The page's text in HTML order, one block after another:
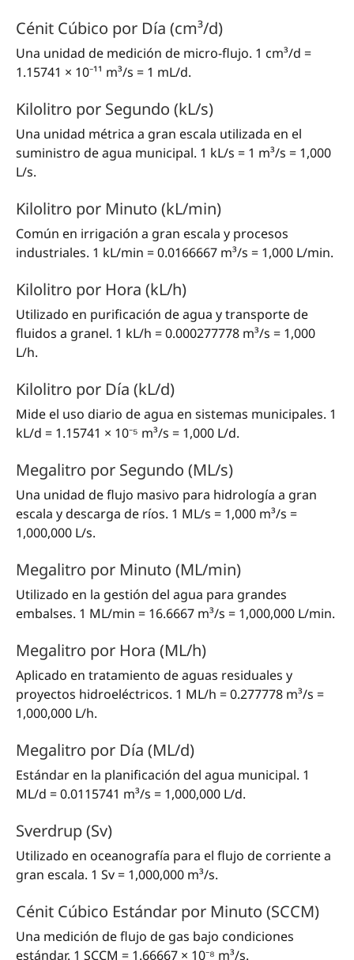
Cénit Cúbico por Día (cm³/d)
Una unidad de medición de micro-flujo. 1 cm³/d =
1.15741 × 10⁻¹¹ m³/s = 1 mL/d.
Kilolitro por Segundo (kL/s)
Una unidad métrica a gran escala utilizada en el
suministro de agua municipal. 1 kL/s = 1 m³/s = 1,000
L/s.
Kilolitro por Minuto (kL/min)
Común en irrigación a gran escala y procesos
industriales. 1 kL/min = 0.0166667 m³/s = 1,000 L/min.
Kilolitro por Hora (kL/h)
Utilizado en purificación de agua y transporte de
fluidos a granel. 1 kL/h = 0.000277778 m³/s = 1,000
L/h.
Kilolitro por Día (kL/d)
Mide el uso diario de agua en sistemas municipales. 1
kL/d = 1.15741 × 10⁻⁵ m³/s = 1,000 L/d.
Megalitro por Segundo (ML/s)
Una unidad de flujo masivo para hidrología a gran
escala y descarga de ríos. 1 ML/s = 1,000 m³/s =
1,000,000 L/s.
Megalitro por Minuto (ML/min)
Utilizado en la gestión del agua para grandes
embalses. 1 ML/min = 16.6667 m³/s = 1,000,000 L/min.
Megalitro por Hora (ML/h)
Aplicado en tratamiento de aguas residuales y
proyectos hidroeléctricos. 1 ML/h = 0.277778 m³/s =
1,000,000 L/h.
Megalitro por Día (ML/d)
Estándar en la planificación del agua municipal. 1
ML/d = 0.0115741 m³/s = 1,000,000 L/d.
Sverdrup (Sv)
Utilizado en oceanografía para el flujo de corriente a
gran escala. 1 Sv = 1,000,000 m³/s.
Cénit Cúbico Estándar por Minuto (SCCM)
Una medición de flujo de gas bajo condiciones
estándar. 1 SCCM = 1.66667 × 10⁻⁸ m³/s.